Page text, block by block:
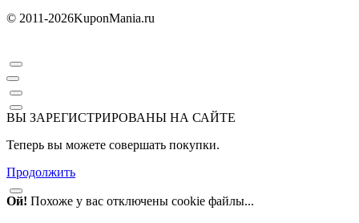
© 2011-2026KuponMania.ru
ВЫ ЗАРЕГИСТРИРОВАНЫ НА САЙТЕ
Теперь вы можете совершать покупки.
Продолжить
Ой! Похоже у вас отключены cookie файлы...